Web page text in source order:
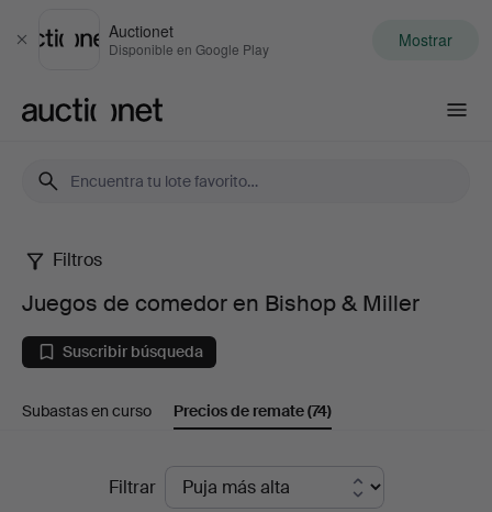
Cerrar
Auctionet
Disponible en Google Play Mostrar
Juegos
de
comedor
en
Bishop
Filtros
Juegos de comedor en Bishop & Miller
Suscribir búsqueda
Subastas en curso Precios de remate(74)
Filtrar